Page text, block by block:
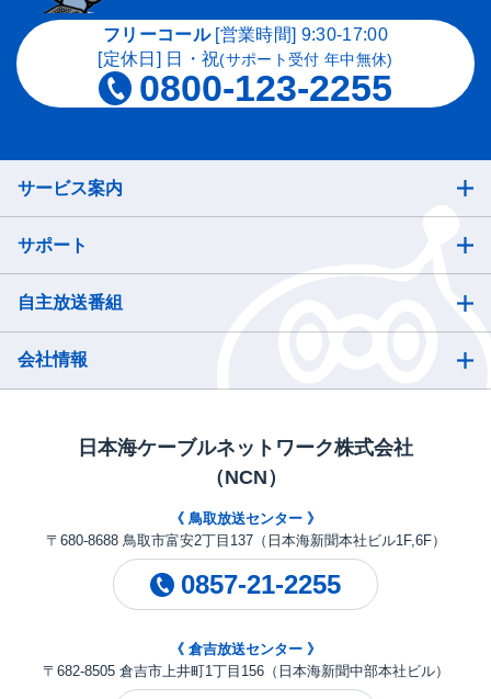
フリーコール[営業時間] 9:30-17:00
[定休日] 日・祝(サポート受付 年中無休)
0800-123-2255
サービス案内
サポート
自主放送番組
会社情報
日本海ケーブルネットワーク株式会社
（NCN）
《 鳥取放送センター 》
〒680-8688 鳥取市富安2丁目137（日本海新聞本社ビル1F,6F）
0857-21-2255
《 倉吉放送センター 》
〒682-8505 倉吉市上井町1丁目156（日本海新聞中部本社ビル）